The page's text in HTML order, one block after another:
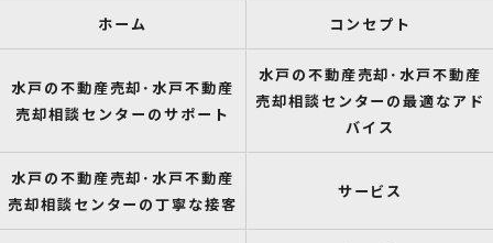
ホーム コンセプト
水戸の不動産売却･水戸不動産
売却相談センターのサポート
水戸の不動産売却･水戸不動産
売却相談センターの最適なアド
バイス
水戸の不動産売却･水戸不動産
売却相談センターの丁寧な接客
サービス